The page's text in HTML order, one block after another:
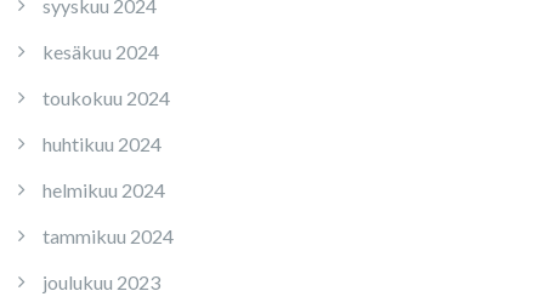
syyskuu 2024
kesäkuu 2024
toukokuu 2024
huhtikuu 2024
helmikuu 2024
tammikuu 2024
joulukuu 2023